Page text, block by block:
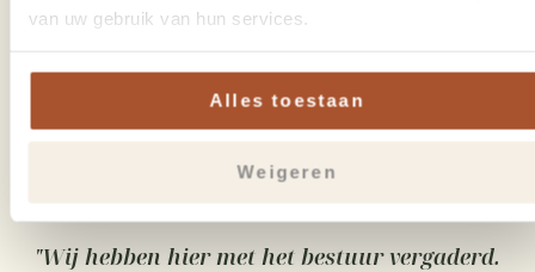
van uw gebruik van hun services.
Alles toestaan
Weigeren
De ontvangst en begeleiding gedurende de dag
was erg prettig en gastvrij. De voorbereiding
en communicatie was ook echt top. Dit is
zeker niet de laatste keer dat wij met jullie
hebben samengewerkt."
"Wij hebben hier met het bestuur vergaderd.